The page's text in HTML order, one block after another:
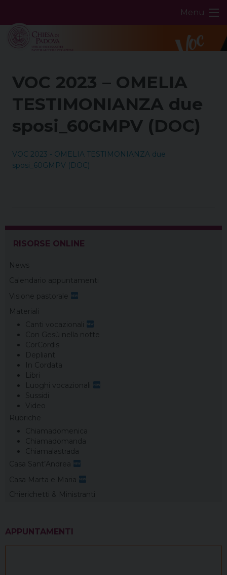
content
Menu
VOC 2023 – OMELIA
TESTIMONIANZA due
sposi_60GMPV (DOC)
VOC 2023 - OMELIA TESTIMONIANZA due
sposi_60GMPV (DOC)
RISORSE ONLINE
News
Calendario appuntamenti
Visione pastorale
Materiali
Canti vocazionali
Con Gesù nella notte
CorCordis
Depliant
In Cordata
Libri
Luoghi vocazionali
Sussidi
Video
Rubriche
Chiamadomenica
Chiamadomanda
Chiamalastrada
Casa Sant’Andrea
Casa Marta e Maria
Chierichetti & Ministranti
APPUNTAMENTI